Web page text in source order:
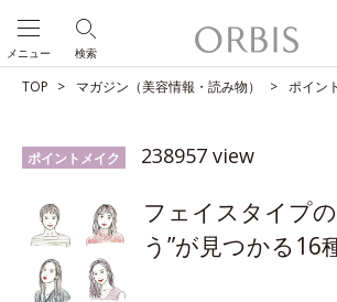
検索
メニュー
TOP マガジン（美容情報・読み物） ポイン
ポイントメイク 238957 view
フェイスタイプ
う”が見つかる16